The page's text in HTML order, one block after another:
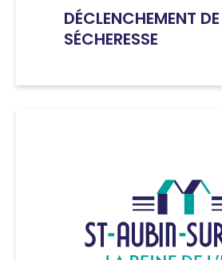
DÉCLENCHEMENT
SÉCHERESSE